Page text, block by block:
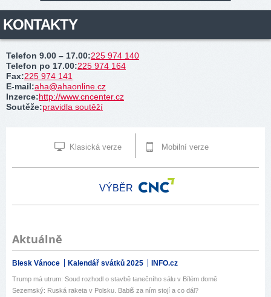
KONTAKTY
Telefon 9.00 – 17.00:225 974 140
Telefon po 17.00:225 974 164
Fax:225 974 141
E-mail:aha@ahaonline.cz
Inzerce:http://www.cncenter.cz
Soutěže:pravidla soutěží
Klasická verze Mobilní verze
VÝBĚR
Aktuálně
Blesk Vánoce Kalendář svátků 2025 INFO.cz
Trump má utrum: Soud rozhodl o stavbě tanečního sálu v Bílém domě
Sezemský: Ruská raketa v Polsku. Babiš za ním stojí a co dál?